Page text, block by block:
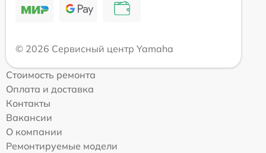
© 2026 Сервисный центр Yamaha
Стоимость ремонта
Оплата и доставка
Контакты
Вакансии
О компании
Ремонтируемые модели